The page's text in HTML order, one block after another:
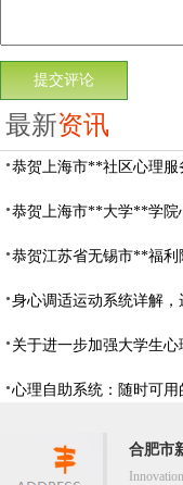
最新资讯
合肥市